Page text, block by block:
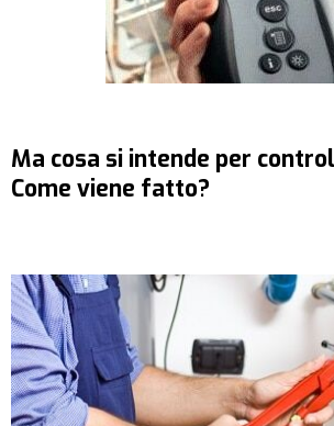
Ma cosa si intende per
Come viene fatto?